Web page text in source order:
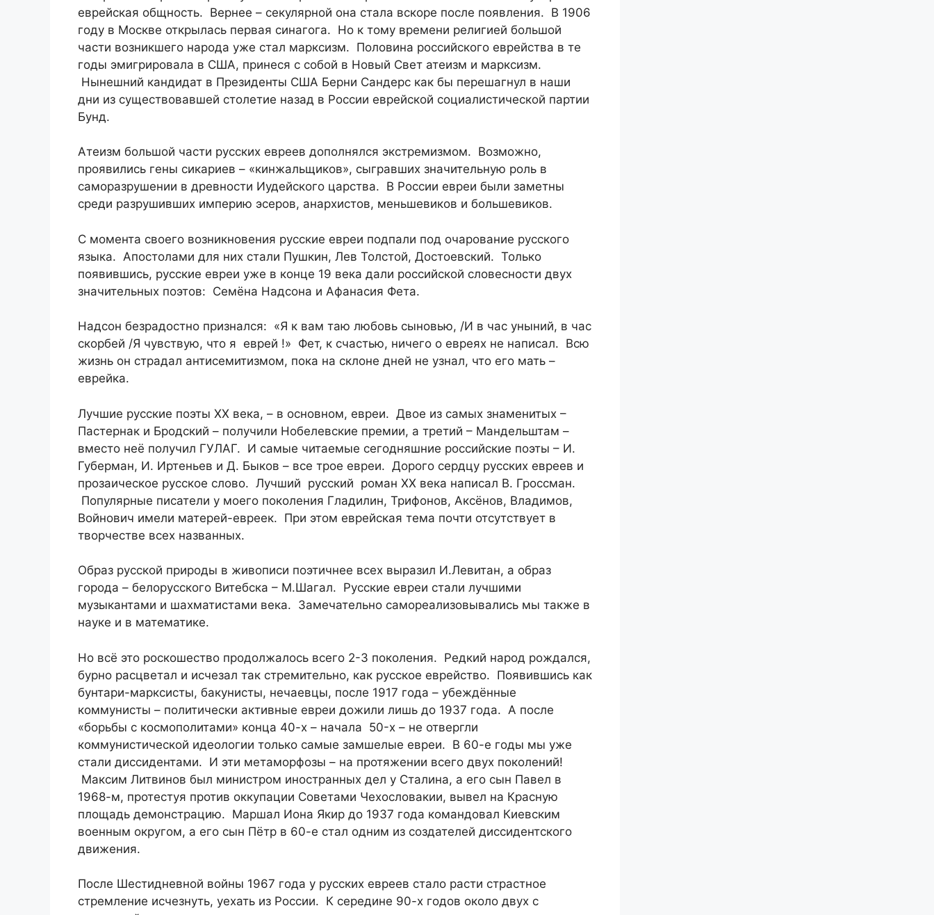
еврейская общность. Вернее – секулярной она стала вскоре после появления. В 1906
году в Москве открылась первая синагога. Но к тому времени религией большой
части возникшего народа уже стал марксизм. Половина российского еврейства в те
годы эмигрировала в США, принеся с собой в Новый Свет атеизм и марксизм.
Нынешний кандидат в Президенты США Берни Сандерс как бы перешагнул в наши
дни из существовавшей столетие назад в России еврейской социалистической партии
Бунд.
Атеизм большой части русских евреев дополнялся экстремизмом. Возможно,
проявились гены сикариев – «кинжальщиков», сыгравших значительную роль в
саморазрушении в древности Иудейского царства. В России евреи были заметны
среди разрушивших империю эсеров, анархистов, меньшевиков и большевиков.
С момента своего возникновения русские евреи подпали под очарование русского
языка. Апостолами для них стали Пушкин, Лев Толстой, Достоевский. Только
появившись, русские евреи уже в конце 19 века дали российской словесности двух
значительных поэтов: Семёна Надсона и Афанасия Фета.
Надсон безрадостно признался: «Я к вам таю любовь сыновью, /И в час уныний, в час
скорбей /Я чувствую, что я еврей !» Фет, к счастью, ничего о евреях не написал. Всю
жизнь он страдал антисемитизмом, пока на склоне дней не узнал, что его мать –
еврейка.
Лучшие русские поэты ХХ века, – в основном, евреи. Двое из самых знаменитых –
Пастернак и Бродский – получили Нобелевские премии, а третий – Мандельштам –
вместо неё получил ГУЛАГ. И самые читаемые сегодняшние российские поэты – И.
Губерман, И. Иртеньев и Д. Быков – все трое евреи. Дорого сердцу русских евреев и
прозаическое русское слово. Лучший русский роман ХХ века написал В. Гроссман.
Популярные писатели у моего поколения Гладилин, Трифонов, Аксёнов, Владимов,
Войнович имели матерей-евреек. При этом еврейская тема почти отсутствует в
творчестве всех названных.
Образ русской природы в живописи поэтичнее всех выразил И.Левитан, а образ
города – белорусского Витебска – М.Шагал. Русские евреи стали лучшими
музыкантами и шахматистами века. Замечательно самореализовывались мы также в
науке и в математике.
Но всё это роскошество продолжалось всего 2-3 поколения. Редкий народ рождался,
бурно расцветал и исчезал так стремительно, как русское еврейство. Появившись как
бунтари-марксисты, бакунисты, нечаевцы, после 1917 года – убеждённые
коммунисты – политически активные евреи дожили лишь до 1937 года. А после
«борьбы с космополитами» конца 40-х – начала 50-x – не отвергли
коммунистической идеологии только самые замшелые евреи. В 60-е годы мы уже
стали диссидентами. И эти метаморфозы – на протяжении всего двух поколений!
Максим Литвинов был министром иностранных дел у Сталина, а его сын Павел в
1968-м, протестуя против оккупации Советами Чехословакии, вывел на Красную
площадь демонстрацию. Маршал Иона Якир до 1937 года командовал Киевским
военным округом, а его сын Пётр в 60-е стал одним из создателей диссидентского
движения.
После Шестидневной войны 1967 года у русских евреев стало расти страстное
стремление исчезнуть, уехать из России. К середине 90-х годов около двух с